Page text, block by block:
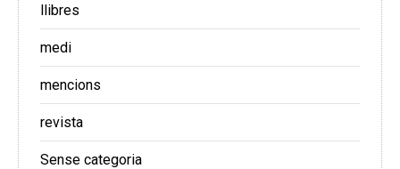
llibres
medi
mencions
revista
Sense categoria